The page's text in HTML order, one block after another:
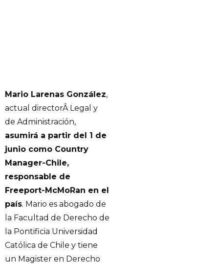
Mario Larenas González,
actual directorÂ Legal y
de Administración,
asumirá a partir del 1 de
junio como Country
Manager-Chile,
responsable de
Freeport-McMoRan en el
país. Mario es abogado de
la Facultad de Derecho de
la Pontificia Universidad
Católica de Chile y tiene
un Magister en Derecho